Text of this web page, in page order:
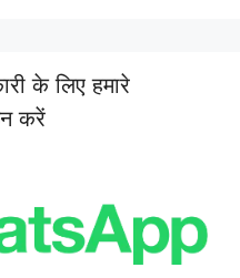
के लिए हमारे
करें